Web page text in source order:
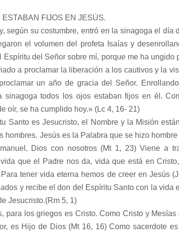
ESTABAN FIJOS EN JESÚS.
según su costumbre, entró en la sinagoga el día
el volumen del profeta Isaías y
del Señor sobre mí, porque me ha ungido
a proclamar la liberación a los cautivos y la
un año de gracia del Señor.
todos los ojos estaban fijos en él.
oír, se ha cumplido hoy.» (Lc 4, 16- 21)
Santo es Jesucristo, el Nombre y la Misión
hombres. Jesús es la Palabra que se hizo
Dios con nosotros (Mt 1, 23) Viene a
que el Padre nos da, vida que está en
tener vida eterna hemos de creer en Jesús
y recibe el don del Espíritu Santo con la vida
Jesucristo.(Rm 5, 1)
para los griegos es Cristo. Como Cristo y
es Hijo de Dios (Mt 16, 16) Como sacerdote